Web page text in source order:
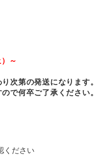
～
次第の発送になります。
で何卒ご了承ください。
ください